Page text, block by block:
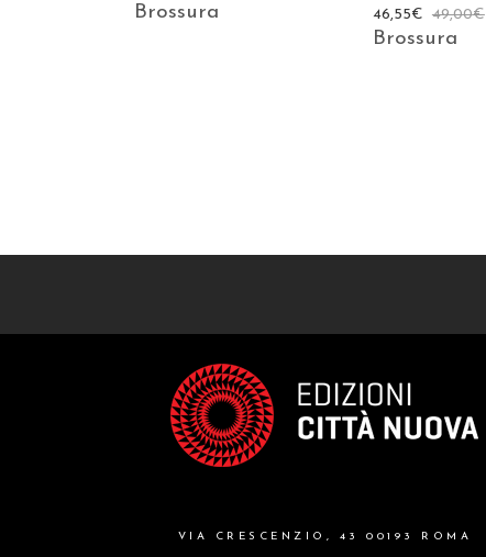
Brossura 49,00€
46,55€
Brossura
VIA CRESCENZIO, 43 00193 ROMA